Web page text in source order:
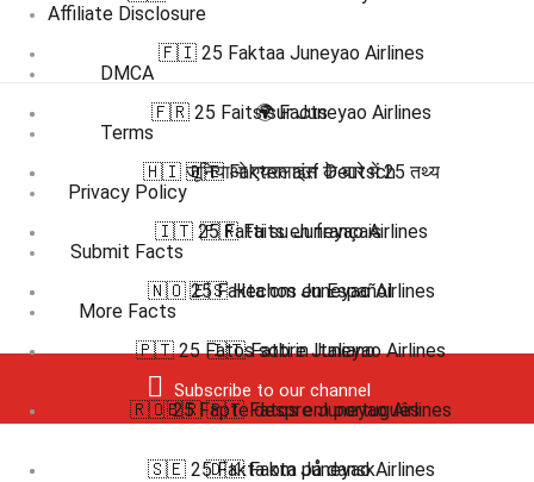
Affiliate Disclosure
DMCA
Terms
Privacy Policy
Submit Facts
More Facts
Subscribe to our channel
🇫🇮 25 Faktaa Juneyao Airlines
🇫🇷 25 Faits sur Juneyao Airlines
🇭🇮 जूनियाओ एयरलाइंस के बारे में 25 तथ्य
🇮🇹 25 Fatti su Juneyao Airlines
🇳🇴 25 Fakta om Juneyao Airlines
🇵🇹 25 Fatos sobre Juneyao Airlines
🇷🇴 25 Fapte despre Juneyao Airlines
🇸🇪 25 Fakta om Juneyao Airlines
🌍 Facts
🇩🇪 Fakten auf Deutsch
🇫🇷 Faits en français
🇪🇸 Hechos en Español
🇮🇹 Fatti in Italiano
🇧🇷 🇵🇹 Fatos em português
🇩🇰 Fakta på dansk